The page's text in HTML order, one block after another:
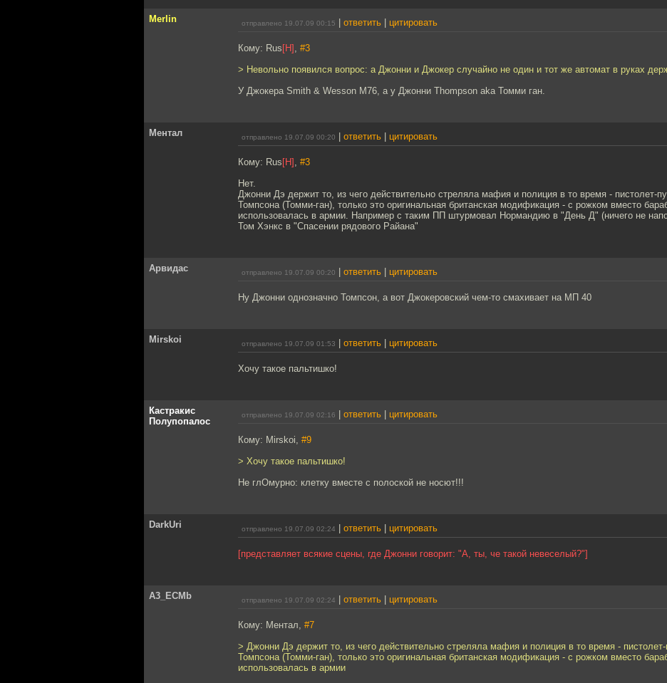
Merlin отправлено 19.07.09 00:15 ответить цитировать
Кому: Rus [H] , #3
> Невольно появился вопрос: а Джонни и Джокер случайно не один и тот же автомат в руках
У Джокера Smith & Wesson M76, а у Джонни Thompson aka Томми ган.
Ментал отправлено 19.07.09 00:20 ответить цитировать
Кому: Rus [H] , #3
Нет.
Джонни Дэ держит то, из чего действительно стреляла мафия и полиция в то время - пистолет-
Томпсона (Томми-ган), только это оригинальная британская модификация - с рожком вместо
использовалась в армии. Например с таким ПП штурмовал Нормандию в "День Д" (ничего не
Том Хэнкс в "Спасении рядового Райана"
Арвидас отправлено 19.07.09 00:20 ответить цитировать
Ну Джонни однозначно Томпсон, а вот Джокеровский чем-то смахивает на МП 40
Mirskoi отправлено 19.07.09 01:53 ответить цитировать
Хочу такое пальтишко!
Кастракис
Полупопалос
отправлено 19.07.09 02:16 ответить цитировать
Кому: Mirskoi, #9
> Хочу такое пальтишко!
Не глОмурно: клетку вместе с полоской не носют!!!
DarkUri отправлено 19.07.09 02:24 ответить цитировать
[представляет всякие сцены, где Джонни говорит: "А, ты, че такой невеселый?"]
A3_ECMb отправлено 19.07.09 02:24 ответить цитировать
Кому: Ментал, #7
> Джонни Дэ держит то, из чего действительно стреляла мафия и полиция в то время -
Томпсона (Томми-ган), только это оригинальная британская модификация - с рожком вместо
использовалась в армии